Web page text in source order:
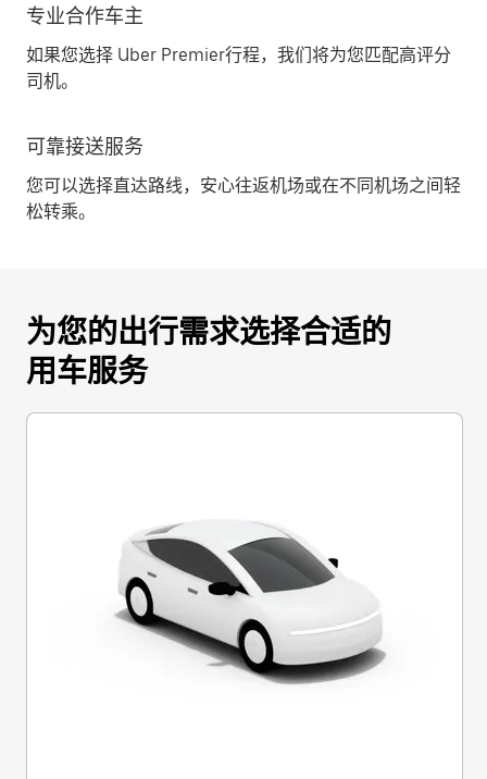
专业合作车主
如果您选择 Uber Premier行程，我们将为您匹配高评分
司机。
可靠接送服务
您可以选择直达路线，安心往返机场或在不同机场之间轻
松转乘。
为您的出行需求选择合适的
用车服务